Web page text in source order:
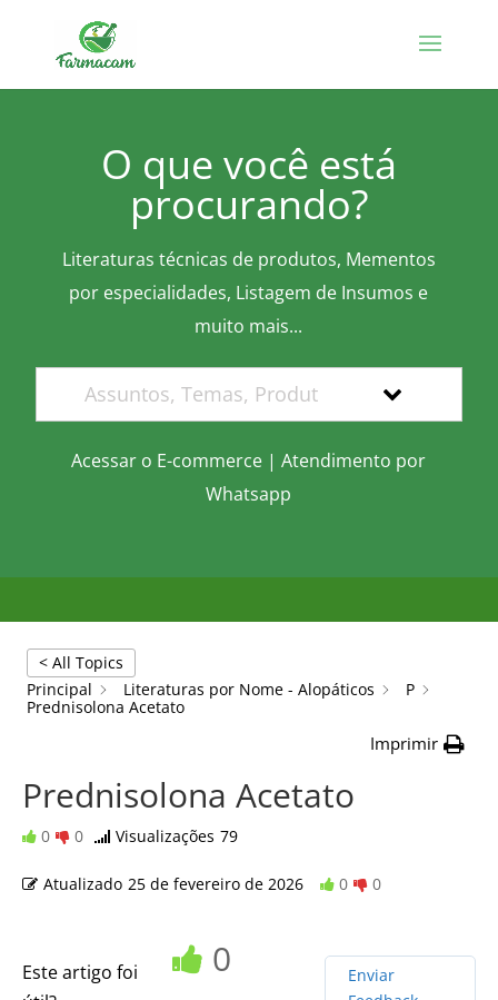
O que você está
procurando?
Literaturas técnicas de produtos, Mementos
por especialidades, Listagem de Insumos e
muito mais...
Acessar o E-commerce |Atendimento por
Whatsapp
< All Topics
Principal
Literaturas por Nome - Alopáticos
P
Prednisolona Acetato
Imprimir
Prednisolona Acetato
0 0 Visualizações 79
Atualizado 25 de fevereiro de 2026 0 0
Este artigo foi
0
Enviar